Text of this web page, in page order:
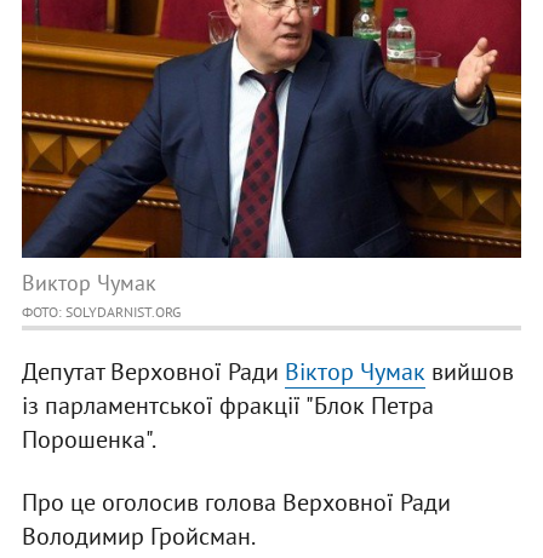
Виктор Чумак
ФОТО: SOLYDARNIST.ORG
Депутат Верховної Ради Віктор Чумак вийшов
із парламентської фракції "Блок Петра
Порошенка".
Про це оголосив голова Верховної Ради
Володимир Гройсман.